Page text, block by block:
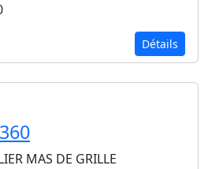
Détails
MAS DE GRILLE